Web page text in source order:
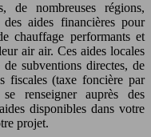
de nombreuses régions,
des aides financières pour
chauffage performants et
air air. Ces aides locales
subventions directes, de
fiscales (taxe foncière par
renseigner auprès des
disponibles dans votre
projet.